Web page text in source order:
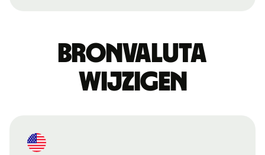
Bronvaluta
wijzigen